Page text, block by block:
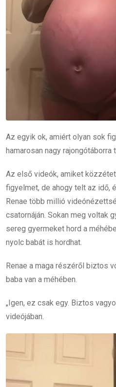
Az egyik ok, amiért olyan sok
hamarosan nagy
Az első videók, amiket
figyelmet, de ahogy telt az idő,
Renae több millió
csatornáján. Sokan meg voltak
sereg gyermeket hord a
nyolc babát is hordhat.
Renae a maga részéről biztos
baba van a méhében.
„Igen, ez csak egy. Biztos
videójában.